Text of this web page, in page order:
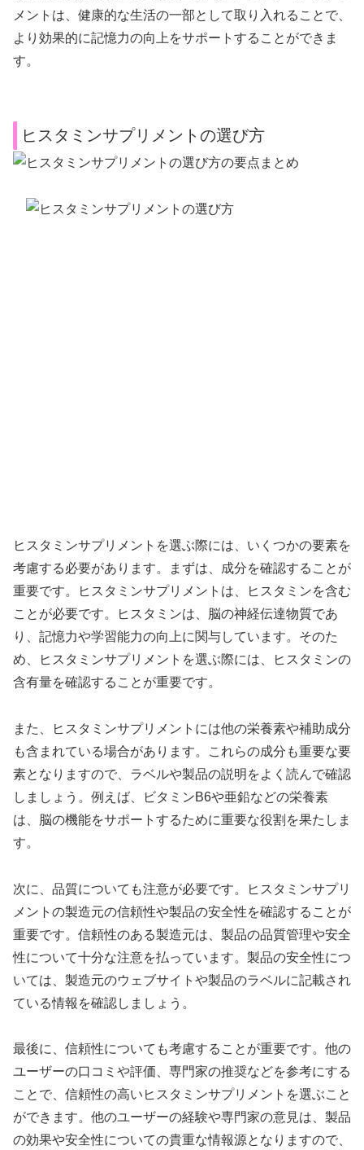
メントは、健康的な生活の一部として取り入れることで、
より効果的に記憶力の向上をサポートすることができま
す。
ヒスタミンサプリメントの選び方
ヒスタミンサプリメントを選ぶ際には、いくつかの要素を
考慮する必要があります。まずは、成分を確認することが
重要です。ヒスタミンサプリメントは、ヒスタミンを含む
ことが必要です。ヒスタミンは、脳の神経伝達物質であ
り、記憶力や学習能力の向上に関与しています。そのた
め、ヒスタミンサプリメントを選ぶ際には、ヒスタミンの
含有量を確認することが重要です。
また、ヒスタミンサプリメントには他の栄養素や補助成分
も含まれている場合があります。これらの成分も重要な要
素となりますので、ラベルや製品の説明をよく読んで確認
しましょう。例えば、ビタミンB6や亜鉛などの栄養素
は、脳の機能をサポートするために重要な役割を果たしま
す。
次に、品質についても注意が必要です。ヒスタミンサプリ
メントの製造元の信頼性や製品の安全性を確認することが
重要です。信頼性のある製造元は、製品の品質管理や安全
性について十分な注意を払っています。製品の安全性につ
いては、製造元のウェブサイトや製品のラベルに記載され
ている情報を確認しましょう。
最後に、信頼性についても考慮することが重要です。他の
ユーザーの口コミや評価、専門家の推奨などを参考にする
ことで、信頼性の高いヒスタミンサプリメントを選ぶこと
ができます。他のユーザーの経験や専門家の意見は、製品
の効果や安全性についての貴重な情報源となりますので、